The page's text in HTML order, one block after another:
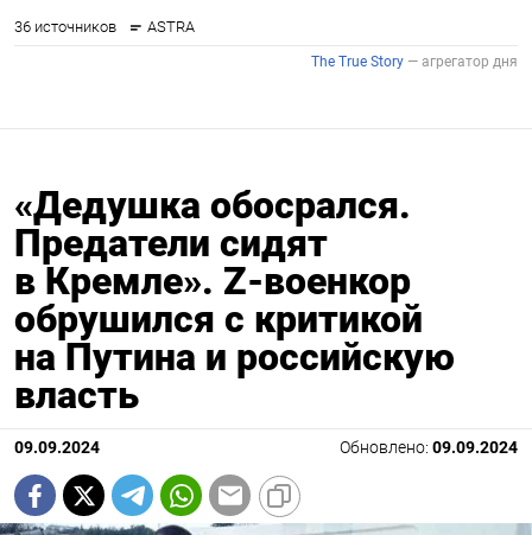
«Дедушка обосрался.
Предатели сидят
в Кремле». Z-военкор
обрушился с критикой
на Путина и российскую
власть
09.09.2024 Обновлено: 09.09.2024